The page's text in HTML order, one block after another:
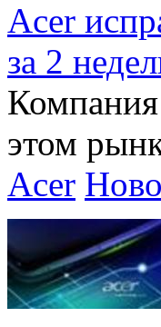
Acer
за 2
Компания
этом
Acer